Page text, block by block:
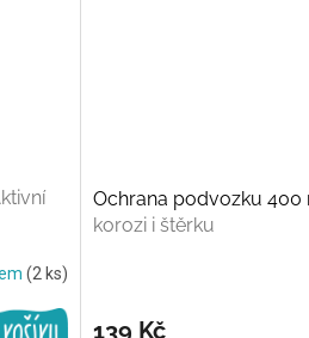
(2 ks)
Ochrana podvozku 400
korozi i štěrku
139 Kč